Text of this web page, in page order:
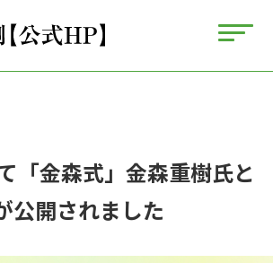
「金森式」金森重樹氏と
公開されました